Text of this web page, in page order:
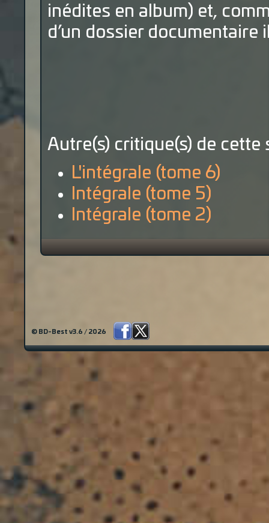
inédites en album) et,
d’un dossier documentaire
Autre(s) critique(s) de cette
L'intégrale (tome 6)
Intégrale (tome 5)
Intégrale (tome 2)
© BD-Best v3.6 / 2026